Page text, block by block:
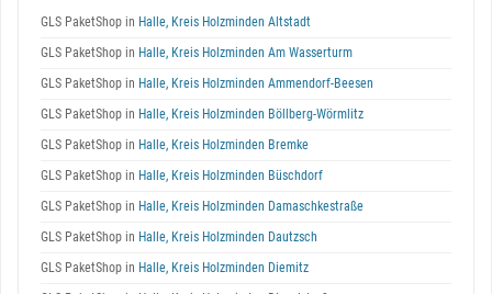
GLS PaketShop in Halle, Kreis Holzminden Altstadt
GLS PaketShop in Halle, Kreis Holzminden Am Wasserturm
GLS PaketShop in Halle, Kreis Holzminden Ammendorf-Beesen
GLS PaketShop in Halle, Kreis Holzminden Böllberg-Wörmlitz
GLS PaketShop in Halle, Kreis Holzminden Bremke
GLS PaketShop in Halle, Kreis Holzminden Büschdorf
GLS PaketShop in Halle, Kreis Holzminden Damaschkestraße
GLS PaketShop in Halle, Kreis Holzminden Dautzsch
GLS PaketShop in Halle, Kreis Holzminden Diemitz